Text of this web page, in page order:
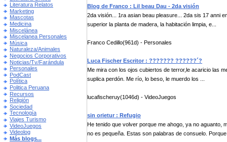
Literatura Relatos
Marketing
Mascotas
Medicina
Miscelánea
Miscelanea Personales
Música
Naturaleza/Animales
Negocios Corporativos
Noticias/Tv/Farándula
Personales
PodCast
Política
Politica Peruana
Recursos
Religión
Sociedad
Tecnología
Viajes Turismo
VideoJuegos
Videolog
Más blogs...
Blog de Franco : Lil beau Dau - 2da visión
2da visión... 1ra asian beau pleasure... 2da sis 17 anni
superior la planta de madera, la habitación limpia, e...
Franco Cedillo(961d) - Personales
Luca Fischer Escritor : ??????? ??????´?
Me mira con los ojos cubiertos de terror,le acaricio las
suplica perdón. Me río, lo beso, le muerdo los ...
lucafischeruy(1046d) - VideoJuegos
sin orietur : Refugio
He tenido que volver porque me ahogo, ya no aguanto,
no es pequeña. Estas son palabras de consuelo. Porque